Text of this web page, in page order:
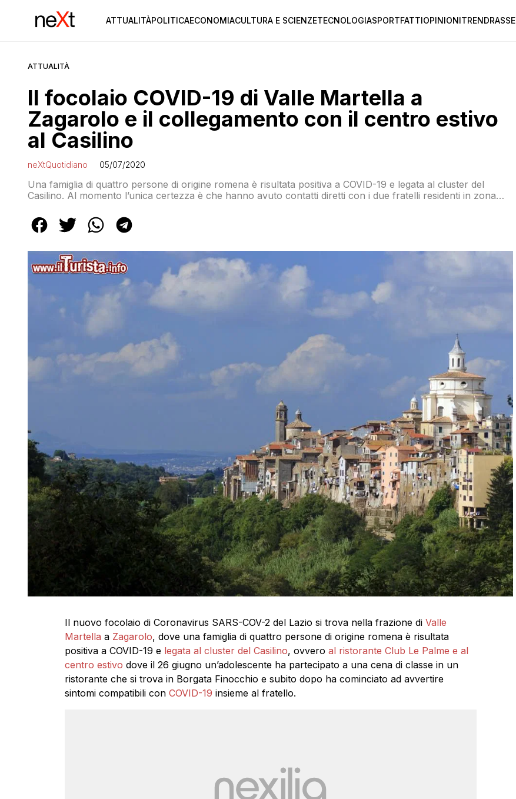
ATTUALITÀPOLITICAECONOMIACULTURA E SCIENZETECNOLOGIASPORTFATTIOPINIONITREND
ATTUALITÀ
Il focolaio COVID-19 di Valle Martella a
Zagarolo e il collegamento con il centro estivo
al Casilino
neXtQuotidiano 05/07/2020
Una famiglia di quattro persone di origine romena è risultata positiva a COVID-19 e legata al cluster del
Casilino. Al momento l’unica certezza è che hanno avuto contatti diretti con i due fratelli residenti in zona
Il nuovo focolaio di Coronavirus SARS-COV-2 del Lazio si trova nella frazione di Valle
Martella a Zagarolo, dove una famiglia di quattro persone di origine romena è risultata
positiva a COVID-19 elegata al cluster del Casilino, ovvero al ristorante Club Le Palme e al
centro estivo dove il 26 giugno un’adolescente ha partecipato a una cena di classe in un
ristorante che si trova in Borgata Finocchio e subito dopo ha cominciato ad avvertire
sintomi compatibili con COVID-19 insieme al fratello.